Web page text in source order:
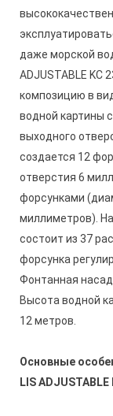
даже морской
ADJUSTABLE KC
композицию в
водной картины
выходного
создается 12
отверстия 6
форсунками
миллиметров).
состоит из 37
форсунка
Фонтанная
Высота водной
12 метров.
Основные
LIS ADJUSTABLE